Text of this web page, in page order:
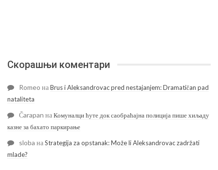
Скорашњи коментари
Romeo наBrus i Aleksandrovac pred nestajanjem: Dramatičan pad
nataliteta
Čarapan наКомуналци ћуте док саобраћајна полиција пише хиљаду
казне за бахато паркирање
sloba наStrategija za opstanak: Može li Aleksandrovac zadržati
mlade?